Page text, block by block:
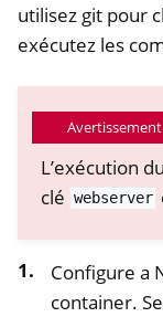
utilisez git pour
exécutez les
Avertissement
L’exécution
clé webserver
Configure a
container.